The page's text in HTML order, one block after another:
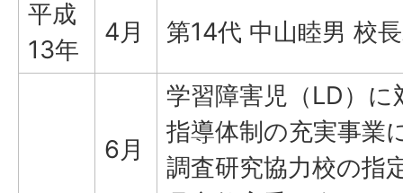
平成
13年
4月 第14代 中山睦男 校
6月
学習障害児（LD）に
指導体制の充実事業
調査研究協力校の指